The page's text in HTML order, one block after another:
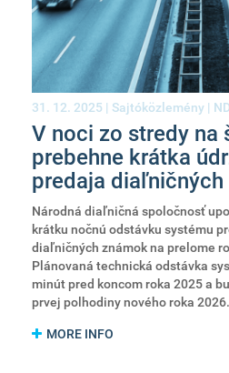
31. 12. 2025 | Sajtóközlemény |
V noci zo stredy na
prebehne krátka
predaja
Národná diaľničná spoločnosť
krátku nočnú odstávku systému
diaľničných známok na prelome
Plánovaná technická odstávka
minút pred koncom roka 2025 a
prvej polhodiny nového roka 2026.
MORE INFO